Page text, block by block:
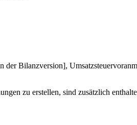
Bilanzversion],
zu erstellen, sind zusätzlich